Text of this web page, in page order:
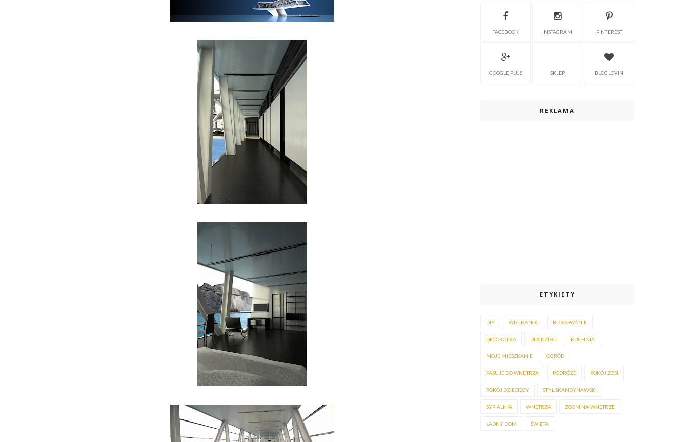
FACEBOOK INSTAGRAM PINTEREST
GOOGLE PLUS SKLEP BLOGLOVIN
REKLAMA
ETYKIETY
DIY WIELKANOC BLOGOWANIE
DECOROLKA DLA DZIECI KUCHNIA
MOJE MIESZKANIE OGRÓD
PASUJE DO WNĘTRZA PODRÓŻE POKÓJ ZOSI
POKÓJ DZIECIĘCY STYL SKANDYNAWSKI
SYPIALNIA WNĘTRZA ZOOM NA WNĘTRZE
ŁADNY DOM ŚWIĘTA